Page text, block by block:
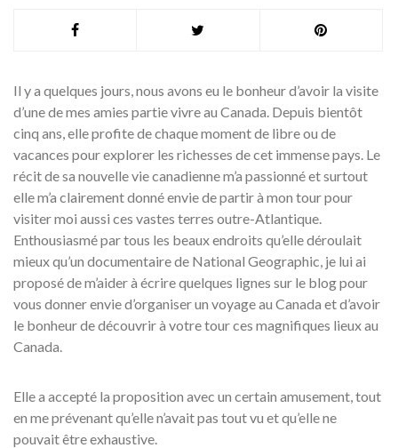
Il y a quelques jours, nous avons eu le bonheur d’avoir la visite
d’une de mes amies partie vivre au Canada. Depuis bientôt
cinq ans, elle profite de chaque moment de libre ou de
vacances pour explorer les richesses de cet immense pays. Le
récit de sa nouvelle vie canadienne m’a passionné et surtout
elle m’a clairement donné envie de partir à mon tour pour
visiter moi aussi ces vastes terres outre-Atlantique.
Enthousiasmé par tous les beaux endroits qu’elle déroulait
mieux qu’un documentaire de National Geographic, je lui ai
proposé de m’aider à écrire quelques lignes sur le blog pour
vous donner envie d’organiser un voyage au Canada et d’avoir
le bonheur de découvrir à votre tour ces magnifiques lieux au
Canada.
Elle a accepté la proposition avec un certain amusement, tout
en me prévenant qu’elle n’avait pas tout vu et qu’elle ne
pouvait être exhaustive.